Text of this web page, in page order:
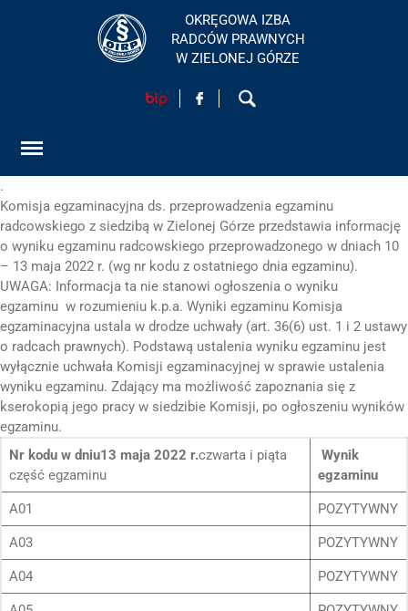
HOME
SZKOLENIA
KONTAKT
EGZAMINY PRAWNICZE
O IZBIE
DLA RADCÓW
DLA APLIKANTÓW
OKRĘGOWA IZBA
RADCÓW PRAWNYCH
W ZIELONEJ GÓRZE
.
Komisja egzaminacyjna ds. przeprowadzenia egzaminu
radcowskiego z siedzibą w Zielonej Górze przedstawia informację
o wyniku egzaminu radcowskiego przeprowadzonego w dniach 10
– 13 maja 2022 r. (wg nr kodu z ostatniego dnia egzaminu).
UWAGA: Informacja ta nie stanowi ogłoszenia o wyniku
egzaminu w rozumieniu k.p.a. Wyniki egzaminu Komisja
egzaminacyjna ustala w drodze uchwały (art. 36(6) ust. 1 i 2 ustawy
o radcach prawnych). Podstawą ustalenia wyniku egzaminu jest
wyłącznie uchwała Komisji egzaminacyjnej w sprawie ustalenia
wyniku egzaminu. Zdający ma możliwość zapoznania się z
kserokopią jego pracy w siedzibie Komisji, po ogłoszeniu wyników
egzaminu.
Nr kodu w dniu13 maja 2022 r.czwarta i piąta
część egzaminu
Wynik
egzaminu
A01 POZYTYWNY
A03 POZYTYWNY
A04 POZYTYWNY